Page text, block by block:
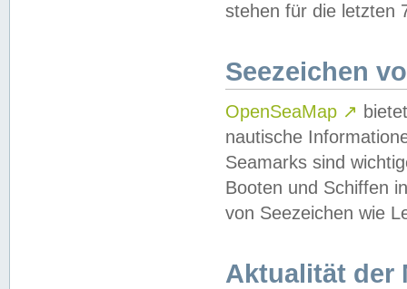
stehen für die letzten
Seezeichen
OpenSeaMap ↗
nautische
Seamarks sind
Booten und Schiffen
von Seezeichen wie
Aktualität der